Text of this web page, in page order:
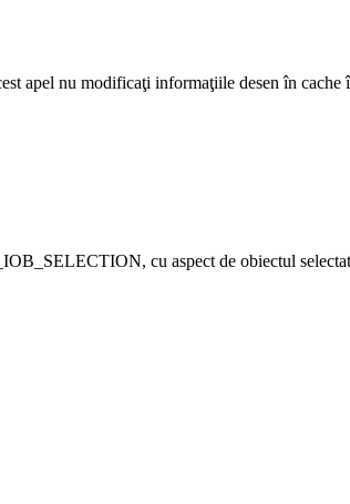
apel nu modificaţi informaţiile desen în
cu aspect de obiectul